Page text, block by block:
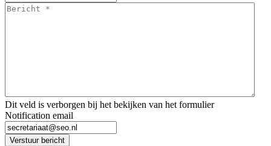
Bericht
Dit veld is verborgen bij het bekijken van het formulier
Notification email
Verstuur bericht